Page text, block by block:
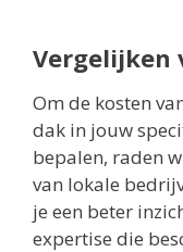
Vergelijken
Om de kosten
dak in jouw
bepalen, raden
van lokale
je een beter
expertise die